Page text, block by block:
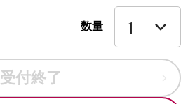
数量
受付終了